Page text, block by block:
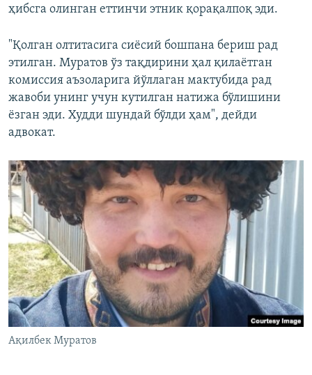
ҳибсга олинган еттинчи этник қорақалпоқ эди.
"Қолган олтитасига сиёсий бошпана бериш рад
этилган. Муратов ўз тақдирини ҳал қилаётган
комиссия аъзоларига йўллаган мактубида рад
жавоби унинг учун кутилган натижа бўлишини
ёзган эди. Худди шундай бўлди ҳам", дейди
адвокат.
Ақилбек Муратов